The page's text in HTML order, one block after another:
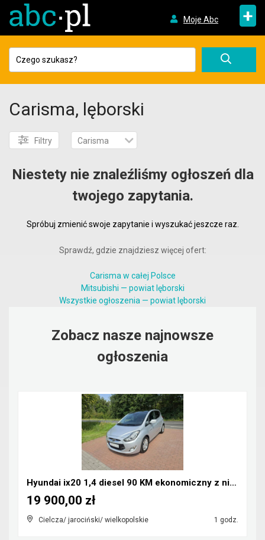
Moje Abc +
Carisma, lęborski
Filtry Carisma
Niestety nie znaleźliśmy ogłoszeń dla
twojego zapytania.
Spróbuj zmienić swoje zapytanie i wyszukać jeszcze raz.
Sprawdź, gdzie znajdziesz więcej ofert:
Carisma w całej Polsce
Mitsubishi — powiat lęborski
Wszystkie ogłoszenia — powiat lęborski
Zobacz nasze najnowsze
ogłoszenia
Hyundai ix20 1,4 diesel 90 KM ekonomiczny z niskim...
Cielcza/ jarociński/ wielkopolskie 1 godz.
19 900,00 zł